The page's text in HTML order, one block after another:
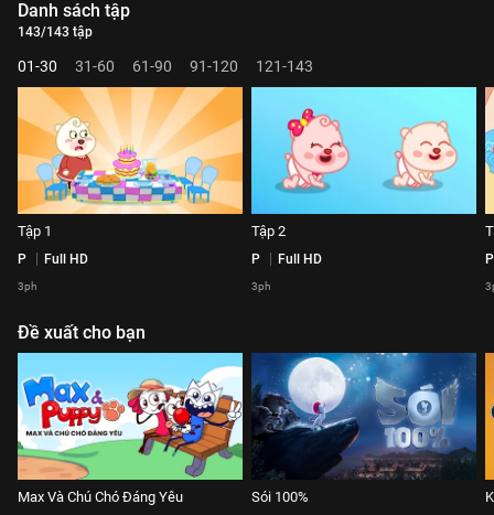
Danh sách tập
143/143 tập
01-30 31-60 61-90 91-120 121-143
Tập 1
P Full HD
3ph
Tập 2
P Full HD
3ph
P
Đề xuất cho bạn
Max Và Chú Chó Đáng Yêu Sói 100%